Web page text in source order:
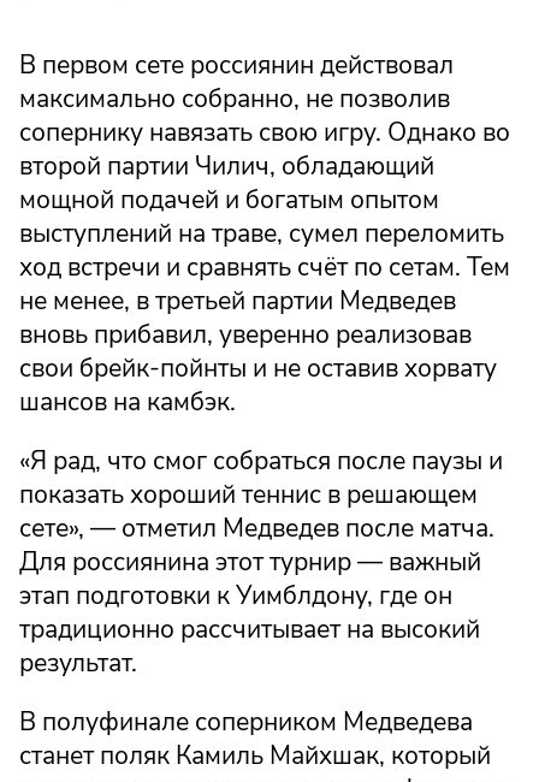
В первом сете россиянин действовал
максимально собранно, не позволив
сопернику навязать свою игру. Однако во
второй партии Чилич, обладающий
мощной подачей и богатым опытом
выступлений на траве, сумел переломить
ход встречи и сравнять счёт по сетам. Тем
не менее, в третьей партии Медведев
вновь прибавил, уверенно реализовав
свои брейк-пойнты и не оставив хорвату
шансов на камбэк.
«Я рад, что смог собраться после паузы и
показать хороший теннис в решающем
сете», — отметил Медведев после матча.
Для россиянина этот турнир — важный
этап подготовки к Уимблдону, где он
традиционно рассчитывает на высокий
результат.
В полуфинале соперником Медведева
станет поляк Камиль Майхшак, который